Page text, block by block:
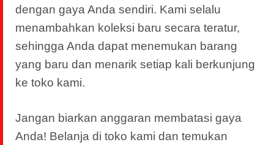
dengan gaya Anda sendiri. Kami selalu
menambahkan koleksi baru secara teratur,
sehingga Anda dapat menemukan barang
yang baru dan menarik setiap kali berkunjung
ke toko kami.
Jangan biarkan anggaran membatasi gaya
Anda! Belanja di toko kami dan temukan